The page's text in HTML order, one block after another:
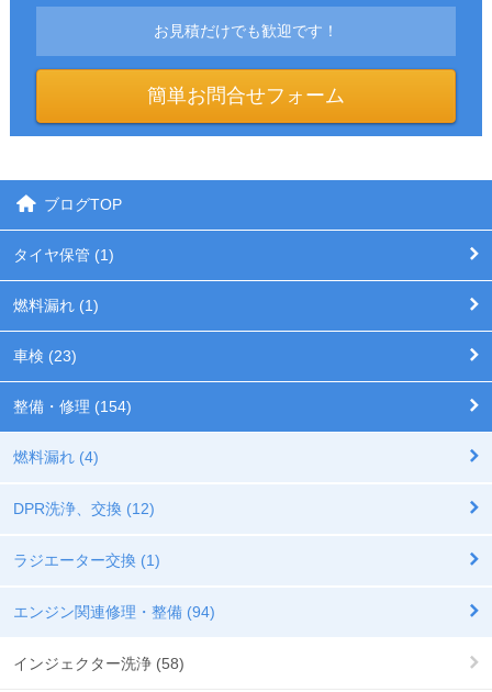
お見積だけでも歓迎です！
簡単お問合せフォーム
ブログTOP
タイヤ保管 (1)
燃料漏れ (1)
車検 (23)
整備・修理 (154)
燃料漏れ (4)
DPR洗浄、交換 (12)
ラジエーター交換 (1)
エンジン関連修理・整備 (94)
インジェクター洗浄 (58)